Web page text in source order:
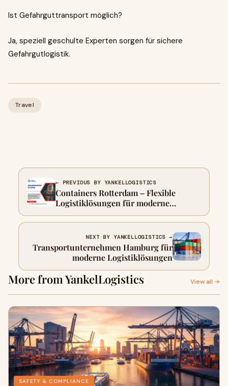
Ist Gefahrguttransport möglich?
Ja, speziell geschulte Experten sorgen für sichere
Gefahrgutlogistik.
Travel
← PREVIOUS BY YANKELLOGISTICS
Containers Rotterdam – Flexible
Logistiklösungen für moderne
Unternehmen
NEXT BY YANKELLOGISTICS →
Transportunternehmen Hamburg für
moderne Logistiklösungen
More from YankelLogistics View all →
SAFETY & COMPLIANCE